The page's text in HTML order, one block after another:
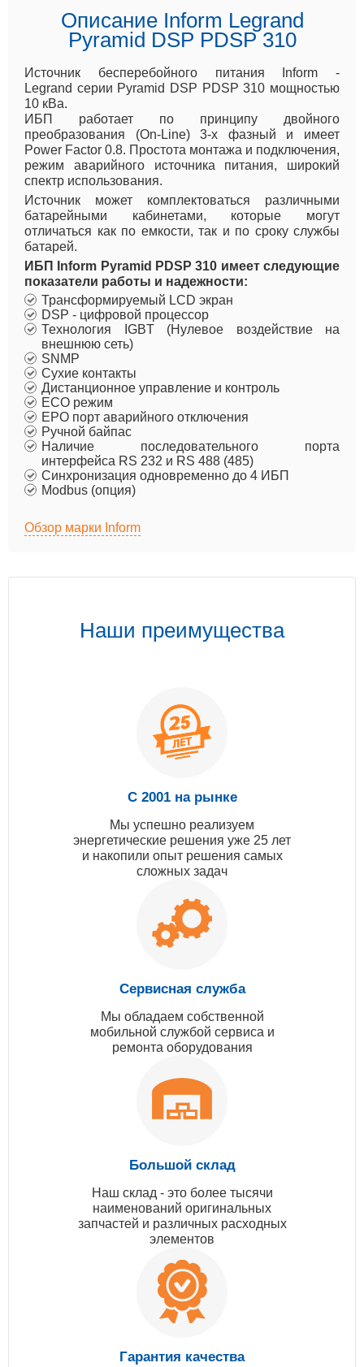
Описание Inform Legrand
Pyramid DSP PDSP 310
Источник бесперебойного питания Inform -
Legrand серии Pyramid DSP PDSP 310 мощностью
10 кВа.
ИБП работает по принципу двойного
преобразования (On-Line) 3-х фазный и имеет
Power Factor 0.8. Простота монтажа и подключения,
режим аварийного источника питания, широкий
спектр использования.
Источник может комплектоваться различными
батарейными кабинетами, которые могут
отличаться как по емкости, так и по сроку службы
батарей.
ИБП Inform Pyramid PDSP 310 имеет следующие
показатели работы и надежности:
Трансформируемый LCD экран
DSP - цифровой процессор
Технология IGBT (Нулевое воздействие на
внешнюю сеть)
SNMP
Сухие контакты
Дистанционное управление и контроль
ECO режим
EPO порт аварийного отключения
Ручной байпас
Наличие последовательного порта
интерфейса RS 232 и RS 488 (485)
Синхронизация одновременно до 4 ИБП
Modbus (опция)
Обзор марки Inform
Наши преимущества
С 2001 на рынке
Мы успешно реализуем
энергетические решения уже 25 лет
и накопили опыт решения самых
сложных задач
Сервисная служба
Мы обладаем собственной
мобильной службой сервиса и
ремонта оборудования
Большой склад
Наш склад - это более тысячи
наименований оригинальных
запчастей и различных расходных
элементов
Гарантия качества